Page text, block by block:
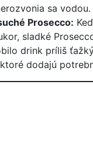
sa vodou.
Prosecco:
sladké
drink príliš
dodajú